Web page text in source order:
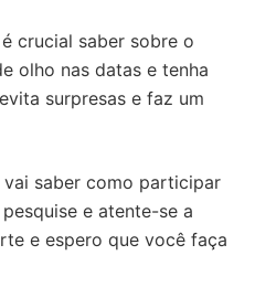
crucial saber sobre o
olho nas datas e tenha
surpresas e faz um
vai saber como participar
e atente-se a
e espero que você faça